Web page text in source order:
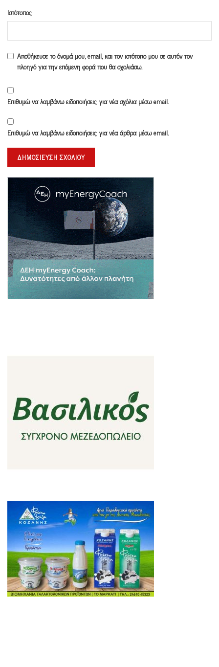
Ιστότοπος
Αποθήκευσε το όνομά μου, email, και τον ιστότοπο μου σε αυτόν τον
πλοηγό για την επόμενη φορά που θα σχολιάσω.
Επιθυμώ να λαμβάνω ειδοποιήσεις για νέα σχόλια μέσω email.
Επιθυμώ να λαμβάνω ειδοποιήσεις για νέα άρθρα μέσω email.